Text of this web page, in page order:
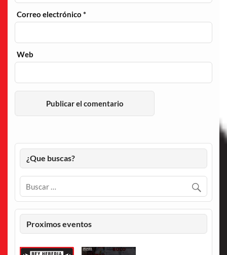
Correo electrónico*
Web
¿Que buscas?
Proximos eventos